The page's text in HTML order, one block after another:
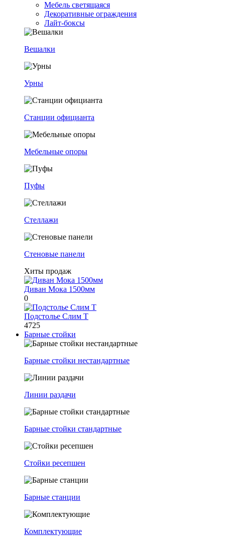
Мебель светящаяся
Декоративные ограждения
Лайт-боксы
Вешалки
Урны
Станции официанта
Мебельные опоры
Пуфы
Стеллажи
Стеновые панели
Хиты продаж
Диван Мока 1500мм
0
Подстолье Слим Т
4725
Барные стойки
Барные стойки нестандартные
Линии раздачи
Барные стойки стандартные
Стойки ресепшен
Барные станции
Комплектующие